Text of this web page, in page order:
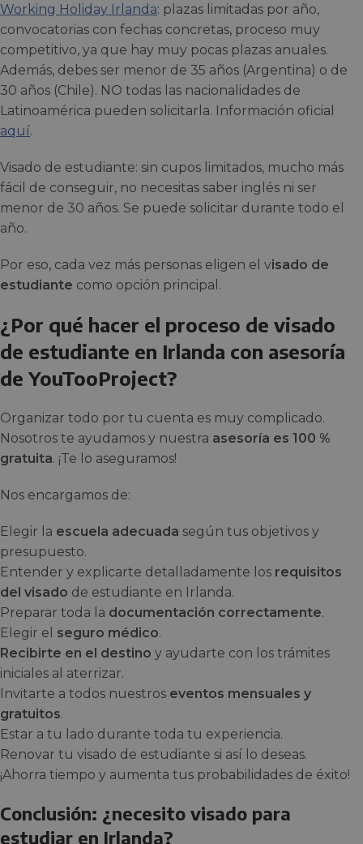
Working Holiday Irlanda: plazas limitadas por año,
convocatorias con fechas concretas, proceso muy
competitivo, ya que hay muy pocas plazas anuales.
Además, debes ser menor de 35 años (Argentina) o de
30 años (Chile). NO todas las nacionalidades de
Latinoamérica pueden solicitarla. Información oficial
aquí.
Visado de estudiante: sin cupos limitados, mucho más
fácil de conseguir, no necesitas saber inglés ni ser
menor de 30 años. Se puede solicitar durante todo el
año.
Por eso, cada vez más personas eligen el visado de
estudiante como opción principal.
¿Por qué hacer el proceso de visado
de estudiante en Irlanda con asesoría
de YouTooProject?
Organizar todo por tu cuenta es muy complicado.
Nosotros te ayudamos y nuestra asesoría es 100 %
gratuita. ¡Te lo aseguramos!
Nos encargamos de:
Elegir la escuela adecuada según tus objetivos y
presupuesto.
Entender y explicarte detalladamente los requisitos
del visado de estudiante en Irlanda.
Preparar toda la documentación correctamente.
Elegir el seguro médico.
Recibirte en el destino y ayudarte con los trámites
iniciales al aterrizar.
Invitarte a todos nuestros eventos mensuales y
gratuitos.
Estar a tu lado durante toda tu experiencia.
Renovar tu visado de estudiante si así lo deseas.
¡Ahorra tiempo y aumenta tus probabilidades de éxito!
Conclusión: ¿necesito visado para
estudiar en Irlanda?